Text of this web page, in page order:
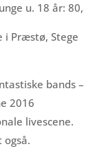
u. 18 år: 80,
Præstø, Stege
bands –
2016
livescene.
også.